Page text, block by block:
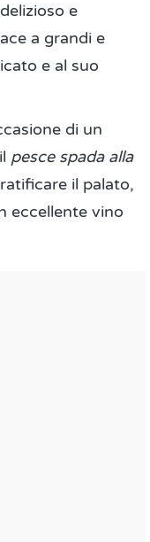
e
a grandi e
e al suo
di un
pesce spada alla
il palato,
eccellente vino